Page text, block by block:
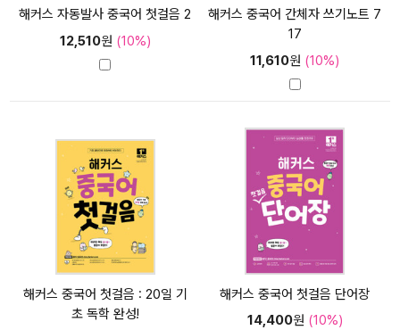
해커스 자동발사 중국어 첫걸음 2
12,510원 (10%)
해커스 중국어 간체자 쓰기노트 7
17
11,610원 (10%)
해커스 중국어 첫걸음 : 20일 기
초 독학 완성!
해커스 중국어 첫걸음 단어장
14,400원 (10%)